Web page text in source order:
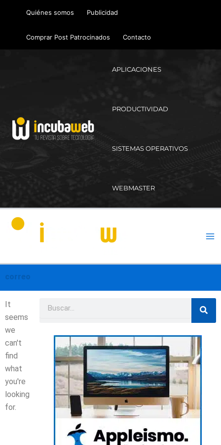
Quiénes somos Publicidad
Comprar Post Patrocinados Contacto
APLICACIONES
PRODUCTIVIDAD
SISTEMAS OPERATIVOS
WEBMASTER
correo
It
seems
we
can't
find
what
you're
looking
for.